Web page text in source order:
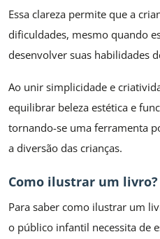
Essa clareza permite que a
dificuldades, mesmo quando
desenvolver suas habilidades
Ao unir simplicidade e
equilibrar beleza estética e
tornando-se uma ferramenta
a diversão das crianças.
Como ilustrar um livro?
Para saber como ilustrar um
o público infantil necessita de